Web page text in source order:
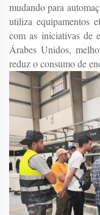
mudando para
utiliza equipamentos
com as iniciativas de
Árabes Unidos,
reduz o consumo de